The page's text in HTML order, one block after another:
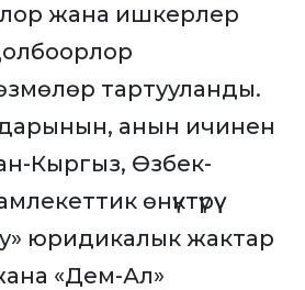
жана ишкерлер
тартууланды.
анын ичинен
Кыргыз, Өзбек-
өнүктүрүү
юридикалык жактар
«Дем-Ал»